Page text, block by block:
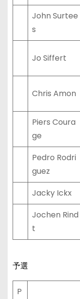
John Surtee
s
Jo Siffert
Chris Amon
Piers Coura
ge
Pedro Rodri
guez
Jacky Ickx
Jochen Rind
t
予選
P